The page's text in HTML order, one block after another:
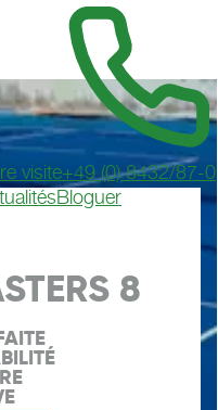
visite+49 (0) 8432/87-0
Bloguer
8